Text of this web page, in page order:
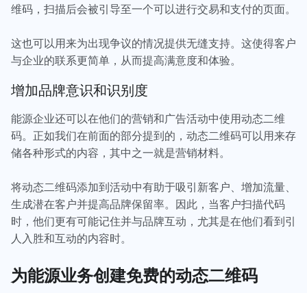
维码，扫描后会被引导至一个可以进行交易和支付的页面。
这也可以用来为出现争议的情况提供无缝支持。这使得客户
与企业的联系更简单，从而提高满意度和体验。
增加品牌意识和识别度
能源企业还可以在他们的营销和广告活动中使用动态二维
码。正如我们在前面的部分提到的，动态二维码可以用来存
储各种形式的内容，其中之一就是营销材料。
将动态二维码添加到活动中有助于吸引新客户、增加流量、
生成潜在客户并提高品牌保留率。因此，当客户扫描代码
时，他们更有可能记住并与品牌互动，尤其是在他们看到引
人入胜和互动的内容时。
为能源业务创建免费的动态二维码